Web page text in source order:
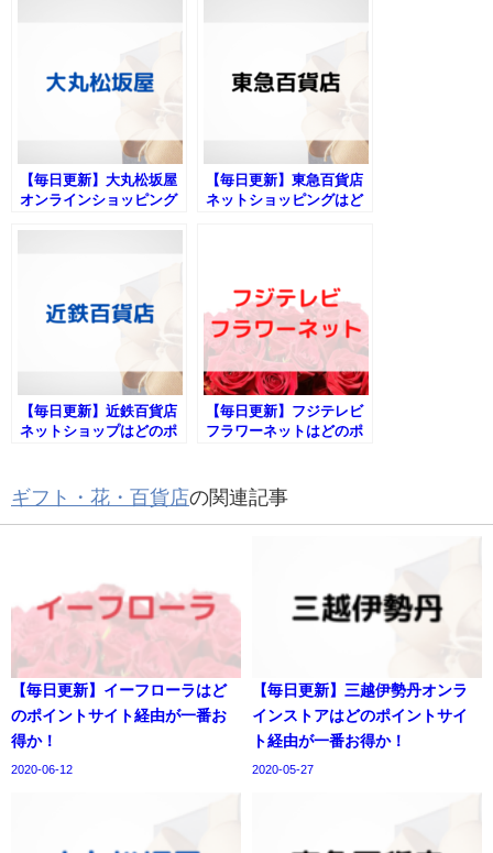
【毎日更新】大丸松坂屋
オンラインショッピング
【毎日更新】東急百貨店
ネットショッピングはど
【毎日更新】近鉄百貨店
ネットショップはどのポ
【毎日更新】フジテレビ
フラワーネットはどのポ
ギフト・花・百貨店の関連記事
【毎日更新】イーフローラはど
のポイントサイト経由が一番お
得か！
2020-06-12
【毎日更新】三越伊勢丹オンラ
インストアはどのポイントサイ
ト経由が一番お得か！
2020-05-27